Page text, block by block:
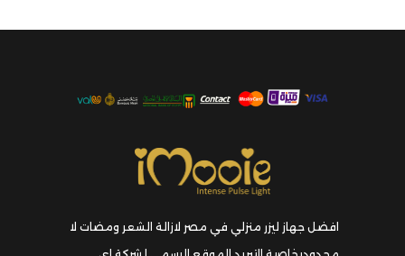
افضل جهاز ليزر منزلي في مصر لازالة الشعر ومضات لا